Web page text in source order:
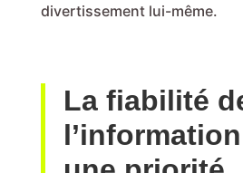
divertissement lui-même.
La fiabilité